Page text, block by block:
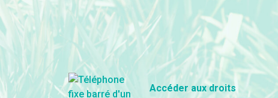
Accéder aux droits